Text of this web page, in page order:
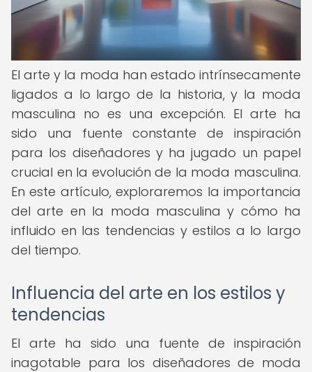
El arte y la moda han estado intrínsecamente
ligados a lo largo de la historia, y la moda
masculina no es una excepción. El arte ha
sido una fuente constante de inspiración
para los diseñadores y ha jugado un papel
crucial en la evolución de la moda masculina.
En este artículo, exploraremos la importancia
del arte en la moda masculina y cómo ha
influido en las tendencias y estilos a lo largo
del tiempo.
Influencia del arte en los estilos y
tendencias
El arte ha sido una fuente de inspiración
inagotable para los diseñadores de moda